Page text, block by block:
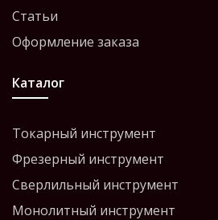
Статьи
Оформление заказа
Каталог
Токарный инструмент
Фрезерный инструмент
Сверлильный инструмент
Монолитный инструмент